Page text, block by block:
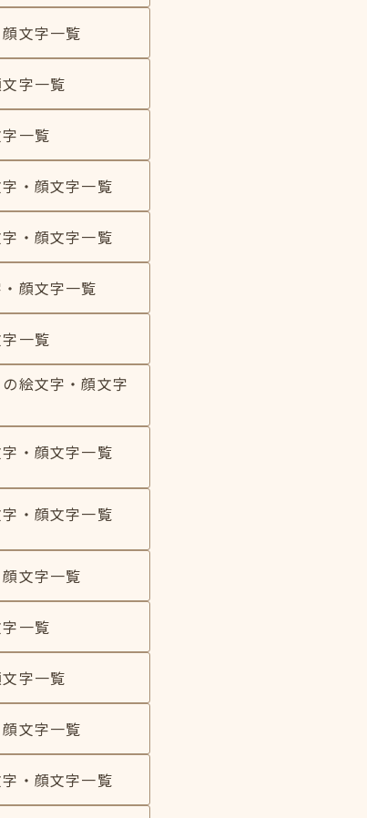
文字一覧
字一覧
一覧
・顔文字一覧
・顔文字一覧
顔文字一覧
一覧
絵文字・顔文字
・顔文字一覧
・顔文字一覧
文字一覧
一覧
字一覧
文字一覧
・顔文字一覧